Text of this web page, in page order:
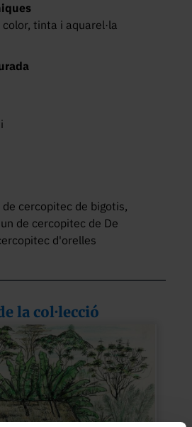
tinta i aquarel·la
cercopitec de bigotis,
de cercopitec de De
d'orelles
la col·lecció